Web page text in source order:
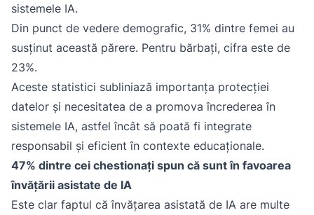
sistemele IA.
Din punct de vedere demografic, 31% dintre femei au
susținut această părere. Pentru bărbați, cifra este de
23%.
Aceste statistici subliniază importanța protecției
datelor și necesitatea de a promova încrederea în
sistemele IA, astfel încât să poată fi integrate
responsabil și eficient în contexte educaționale.
47% dintre cei chestionați spun că sunt în favoarea
învățării asistate de IA
Este clar faptul că învățarea asistată de IA are multe